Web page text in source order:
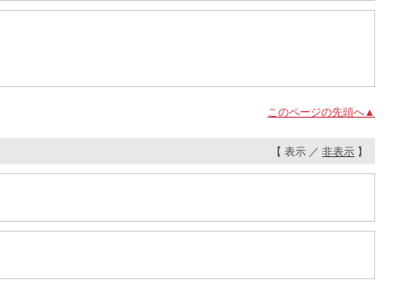
このページの先頭へ▲
【 表示 ／ 非表示 】